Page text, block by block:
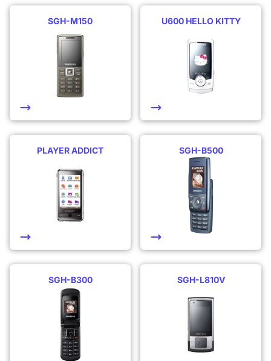
SGH-M150 U600 HELLO KITTY
PLAYER ADDICT SGH-B500
SGH-B300 SGH-L810V